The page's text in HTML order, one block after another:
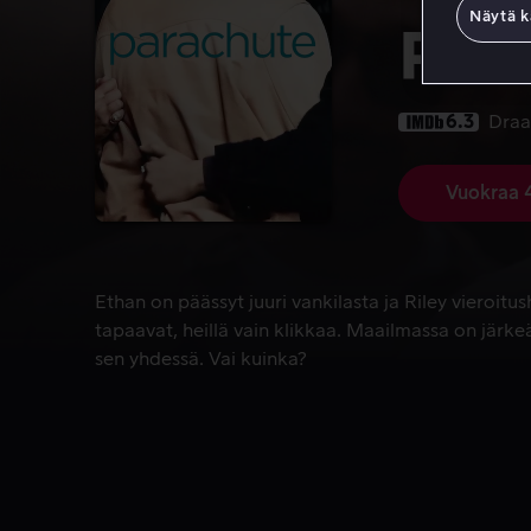
6.3
Vuokraa
Ethan on päässyt juuri vankilasta ja Riley
Ethan on päässyt juuri vankilasta ja Riley
tapaavat, heillä vain klikkaa. Maailmassa on
sen yhdessä. Vai kuinka?
Näytä